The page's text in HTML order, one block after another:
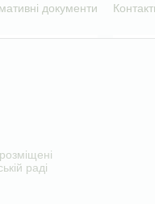
документи
раді